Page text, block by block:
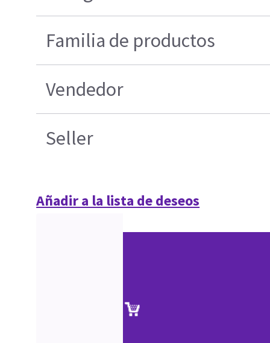
Familia de productos
Vendedor
Seller
Añadir a la lista de deseos